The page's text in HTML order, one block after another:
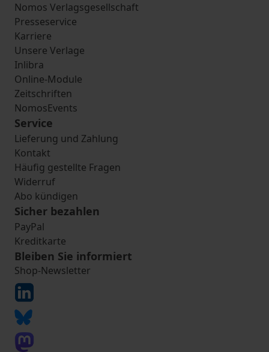
Nomos Verlagsgesellschaft
Presseservice
Karriere
Unsere Verlage
Inlibra
Online-Module
Zeitschriften
NomosEvents
Service
Lieferung und Zahlung
Kontakt
Häufig gestellte Fragen
Widerruf
Abo kündigen
Sicher bezahlen
PayPal
Kreditkarte
Bleiben Sie informiert
Shop-Newsletter